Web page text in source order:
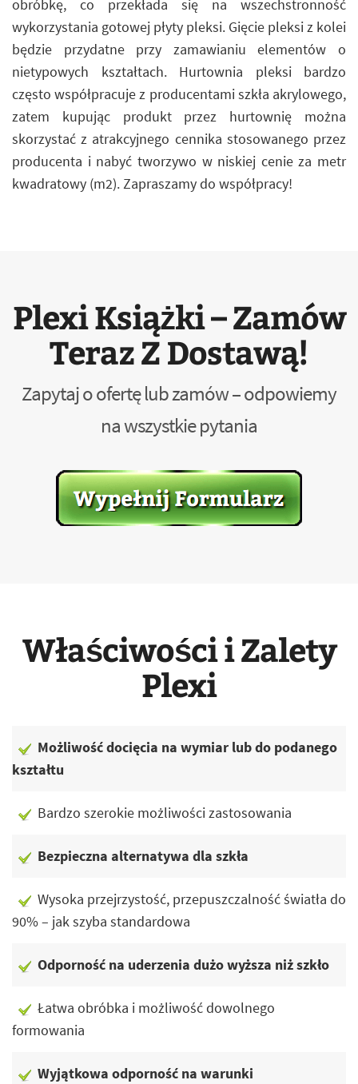
obróbkę, co przekłada się na wszechstronność
wykorzystania gotowej płyty pleksi. Gięcie pleksi z kolei
będzie przydatne przy zamawianiu elementów o
nietypowych kształtach. Hurtownia pleksi bardzo
często współpracuje z producentami szkła akrylowego,
zatem kupując produkt przez hurtownię można
skorzystać z atrakcyjnego cennika stosowanego przez
producenta i nabyć tworzywo w niskiej cenie za metr
kwadratowy (m2). Zapraszamy do współpracy!
Plexi Książki – Zamów
Teraz Z Dostawą!
Zapytaj o ofertę lub zamów – odpowiemy
na wszystkie pytania
Właściwości i Zalety
Plexi
Możliwość docięcia na wymiar lub do podanego
kształtu
Bardzo szerokie możliwości zastosowania
Bezpieczna alternatywa dla szkła
Wysoka przejrzystość, przepuszczalność światła do
90% – jak szyba standardowa
Odporność na uderzenia dużo wyższa niż szkło
Łatwa obróbka i możliwość dowolnego
formowania
Wyjątkowa odporność na warunki